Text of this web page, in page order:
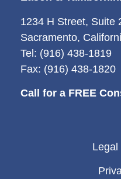
1234 H Street, Suite
Sacramento,
Tel: (916) 438-1819
Fax: (916) 438-1820
Call for a FREE
Legal